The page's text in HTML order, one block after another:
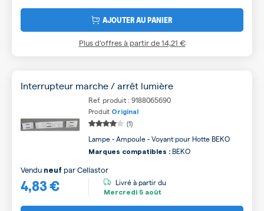
AJOUTER AU PANIER
Plus d’offres à partir de14,21 €
Interrupteur marche / arrêt lumière
Ref. produit : 9188065690
Produit Original
(1)
Lampe - Ampoule - Voyant pour Hotte BEKO
Marques compatibles : BEKO
4,83 €
Vendu neuf parCellastor
Livré à partir du
Mercredi 5 août